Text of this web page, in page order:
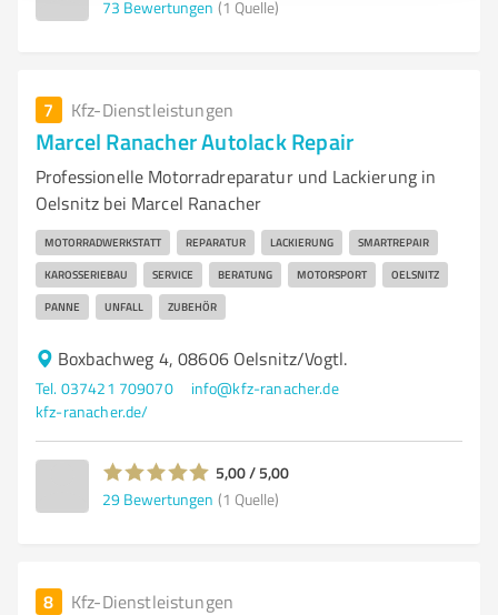
73 Bewertungen (1 Quelle)
7 Kfz-Dienstleistungen
Marcel Ranacher Autolack Repair
Professionelle Motorradreparatur und Lackierung in
Oelsnitz bei Marcel Ranacher
MOTORRADWERKSTATT REPARATUR LACKIERUNG SMARTREPAIR
KAROSSERIEBAU SERVICE BERATUNG MOTORSPORT OELSNITZ
PANNE UNFALL ZUBEHÖR
Boxbachweg 4, 08606 Oelsnitz/Vogtl.
Tel. 037421 709070
info@kfz-ranacher.de
kfz-ranacher.de/
5,00 / 5,00
29 Bewertungen (1 Quelle)
8 Kfz-Dienstleistungen